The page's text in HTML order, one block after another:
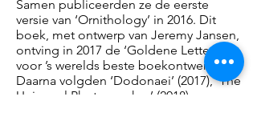
Samen publiceerden ze de eerste
versie van ‘Ornithology’ in 2016. Dit
boek, met ontwerp van Jeremy Jansen,
ontving in 2017 de ‘Goldene Letter’
voor ’s werelds beste boekontwerp.
Daarna volgden ‘Dodonaei’ (2017), ‘The
Universal Photographer’ (2018) en